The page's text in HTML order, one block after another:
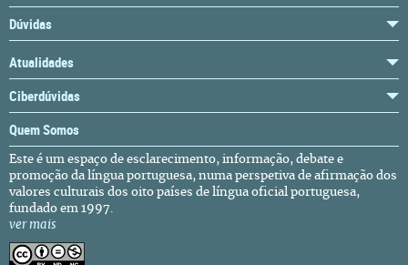
Dúvidas
Atualidades
Ciberdúvidas
Quem Somos
Este é um espaço de esclarecimento, informação, debate e
promoção da língua portuguesa, numa perspetiva de afirmação dos
valores culturais dos oito países de língua oficial portuguesa,
fundado em 1997.
ver mais